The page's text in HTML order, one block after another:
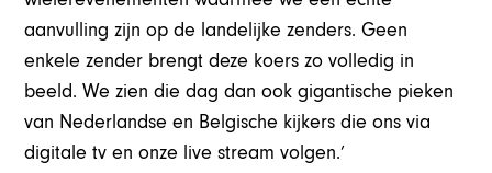
aanvulling zijn op de landelijke zenders. Geen
enkele zender brengt deze koers zo volledig in
beeld. We zien die dag dan ook gigantische pieken
van Nederlandse en Belgische kijkers die ons via
digitale tv en onze live stream volgen.’